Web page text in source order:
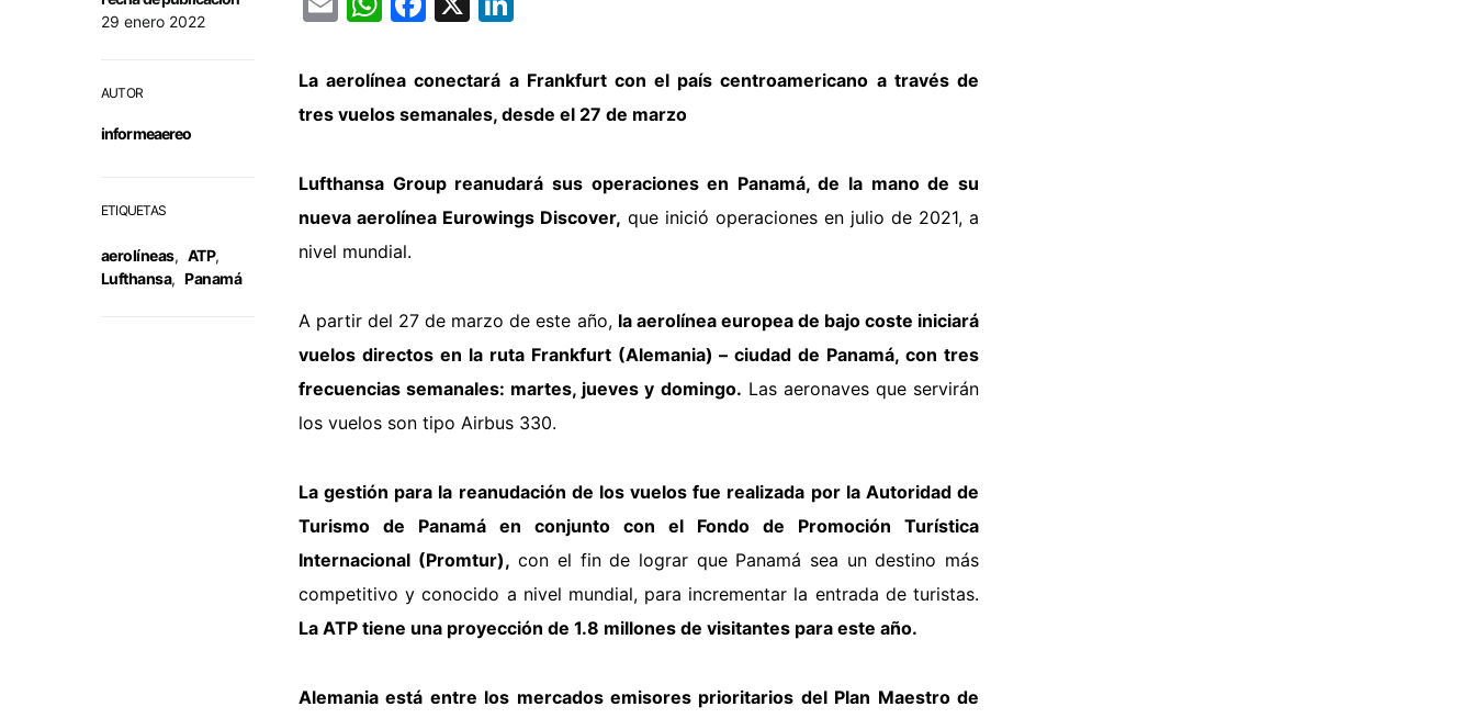
29 enero 2022
AUTOR
informeaereo
ETIQUETAS
aerolíneas, ATP,
Lufthansa, Panamá
La aerolínea conectará a Frankfurt con el país centroamericano a través de
tres vuelos semanales, desde el 27 de marzo
Lufthansa Group reanudará sus operaciones en Panamá,de la mano de su
nueva aerolínea Eurowings Discover, que inició operaciones en julio de 2021, a
nivel mundial.
A partir del 27 de marzo de este año, la aerolínea europea de bajo coste iniciará
vuelos directos en la ruta Frankfurt (Alemania) – ciudad de Panamá, con tres
frecuencias semanales: martes, jueves y domingo. Las aeronaves que servirán
los vuelos son tipo Airbus 330.
La gestión para la reanudación de los vuelos fue realizada por la Autoridad de
Turismo de Panamá en conjunto con el Fondo de Promoción Turística
Internacional (Promtur), con el fin de lograr que Panamá sea un destino más
competitivo y conocido a nivel mundial, para incrementar la entrada de turistas.
La ATP tiene una proyección de 1.8 millones de visitantes para este año.
Alemania está entre los mercados emisores prioritarios del Plan Maestro de